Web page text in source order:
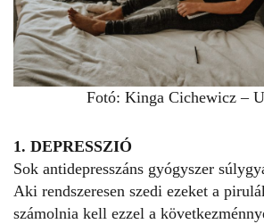
Fotó: Kinga Cichewicz –
1. DEPRESSZIÓ
Sok antidepresszáns gyógyszer
Aki rendszeresen szedi ezeket a
számolnia kell ezzel a